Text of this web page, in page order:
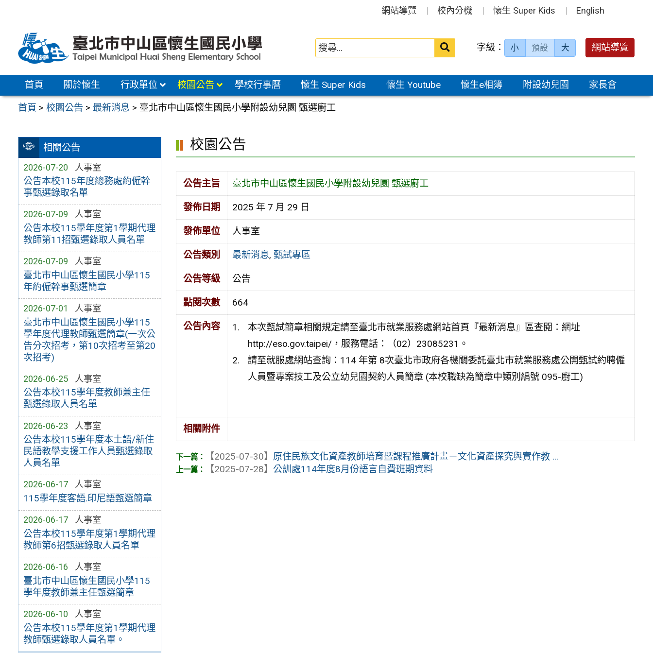
區
網站導覽 校內分機 懷生 Super Kids English
送出 字級： 小 預設 大 網站導覽
首頁 關於懷生 行政單位 校園公告 學校行事曆 懷生 Super Kids 懷生 Youtube 懷生e相簿 附設幼兒園 家長會
首頁 >校園公告 > 最新消息 > 臺北市中山區懷生國民小學附設幼兒園 甄選廚工
相關公告
2026-07-20 人事室
公告本校115年度總務處約僱幹
事甄選錄取名單
2026-07-09 人事室
公告本校115學年度第1學期代理
教師第11招甄選錄取人員名單
2026-07-09 人事室
臺北市中山區懷生國民小學115
年約僱幹事甄選簡章
2026-07-01 人事室
臺北市中山區懷生國民小學115
學年度代理教師甄選簡章(一次公
告分次招考，第10次招考至第20
次招考)
2026-06-25 人事室
公告本校115學年度教師兼主任
甄選錄取人員名單
2026-06-23 人事室
公告本校115學年度本土語/新住
民語教學支援工作人員甄選錄取
人員名單
2026-06-17 人事室
115學年度客語.印尼語甄選簡章
2026-06-17 人事室
公告本校115學年度第1學期代理
教師第6招甄選錄取人員名單
2026-06-16 人事室
臺北市中山區懷生國民小學115
學年度教師兼主任甄選簡章
2026-06-10 人事室
公告本校115學年度第1學期代理
教師甄選錄取人員名單。
校園公告
公告主旨 臺北市中山區懷生國民小學附設幼兒園 甄選廚工
發佈日期 2025 年 7 月 29 日
發佈單位 人事室
公告類別 最新消息, 甄試專區
公告等級 公告
點閱次數 664
公告內容
本次甄試簡章相關規定請至臺北市就業服務處網站首頁『最新消息』區查閱：網址
http://eso.gov.taipei/，服務電話：（02）23085231。
請至就服處網站查詢：114 年第 8次臺北市政府各機關委託臺北市就業服務處公開甄試約聘僱
人員暨專案技工及公立幼兒園契約人員簡章 (本校職缺為簡章中類別編號 095-廚工)
相關附件
【2025-07-30】 原住民族文化資產教師培育暨課程推廣計畫－文化資產探究與實作教 ...
【2025-07-28】 公訓處114年度8月份語言自費班期資料